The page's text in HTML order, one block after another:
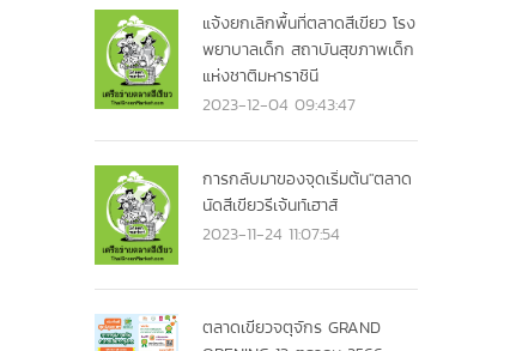
แจ้งยกเลิกพื้นที่ตลาดสีเขียว โรง
พยาบาลเด็ก สถาบันสุขภาพเด็ก
แห่งชาติมหาราชินี
2023-12-04 09:43:47
การกลับมาของจุดเริ่มต้น"ตลาด
นัดสีเขียวรีเจ้นท์เฮาส์
2023-11-24 11:07:54
ตลาดเขียวจตุจักร GRAND